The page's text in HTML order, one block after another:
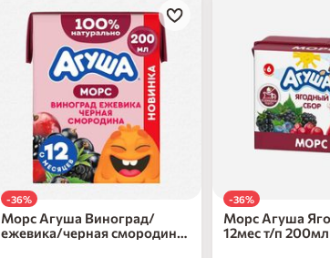
-36%
Морс Агуша Виноград/
ежевика/черная смородина
-36%
Морс Агуша
12мес т/п 200мл